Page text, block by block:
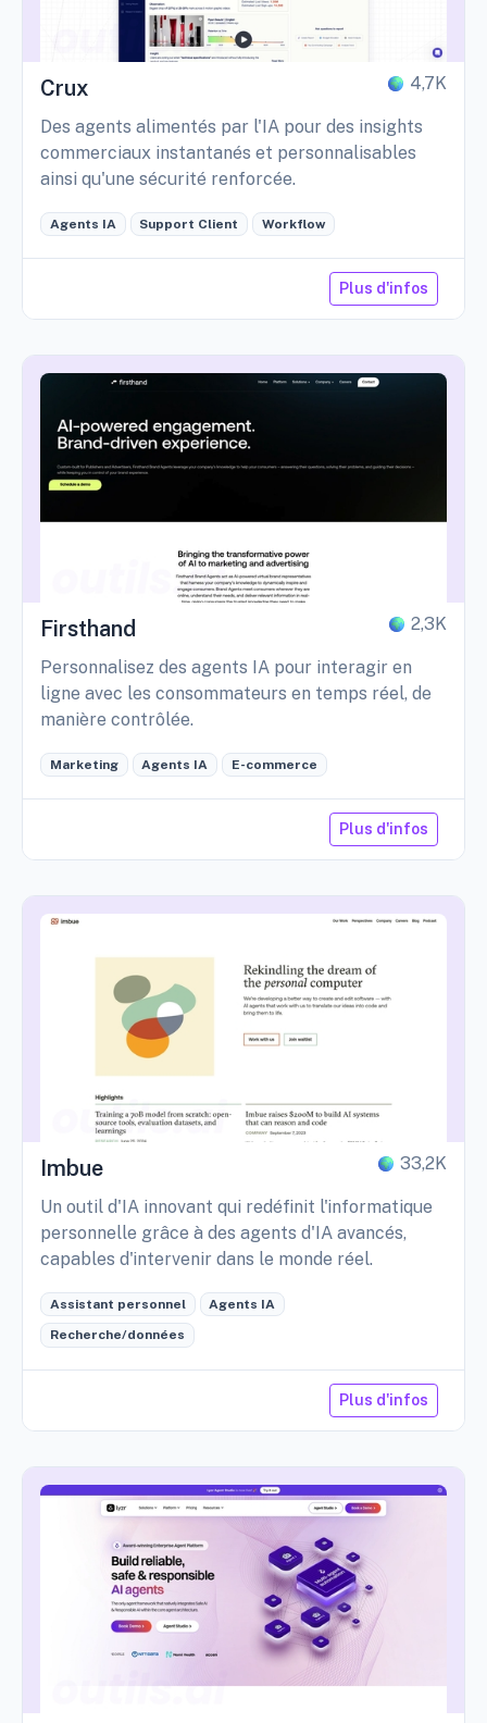
Crux 4,7K
Des agents alimentés par l'IA pour des insights
commerciaux instantanés et personnalisables
ainsi qu'une sécurité renforcée.
Agents IA Support Client Workflow
Plus d'infos
Firsthand 2,3K
Personnalisez des agents IA pour interagir en
ligne avec les consommateurs en temps réel, de
manière contrôlée.
Marketing Agents IA E-commerce
Plus d'infos
Imbue 33,2K
Un outil d'IA innovant qui redéfinit l'informatique
personnelle grâce à des agents d'IA avancés,
capables d'intervenir dans le monde réel.
Assistant personnel Agents IA
Recherche/données
Plus d'infos